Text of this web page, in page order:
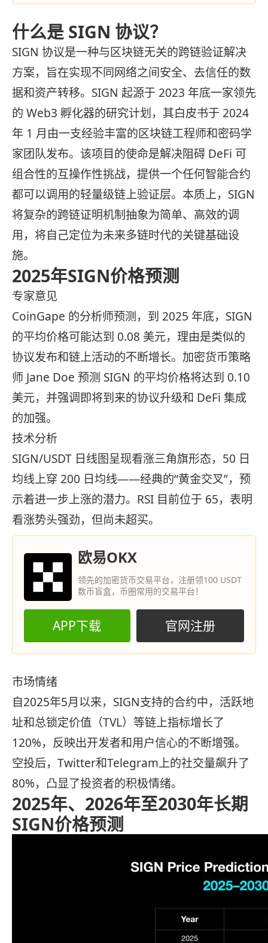
什么是 SIGN 协议？
SIGN 协议是一种与区块链无关的跨链验证解决
方案，旨在实现不同网络之间安全、去信任的数
据和资产转移。SIGN 起源于 2023 年底一家领先
的 Web3 孵化器的研究计划，其白皮书于 2024
年 1 月由一支经验丰富的区块链工程师和密码学
家团队发布。该项目的使命是解决阻碍 DeFi 可
组合性的互操作性挑战，提供一个任何智能合约
都可以调用的轻量级链上验证层。本质上，SIGN
将复杂的跨链证明机制抽象为简单、高效的调
用，将自己定位为未来多链时代的关键基础设
施。
2025年SIGN价格预测
专家意见
CoinGape 的分析师预测，到 2025 年底，SIGN
的平均价格可能达到 0.08 美元，理由是类似的
协议发布和链上活动的不断增长。加密货币策略
师 Jane Doe 预测 SIGN 的平均价格将达到 0.10
美元，并强调即将到来的协议升级和 DeFi 集成
的加强。
技术分析
SIGN/USDT 日线图呈现看涨三角旗形态，50 日
均线上穿 200 日均线——经典的“黄金交叉”，预
示着进一步上涨的潜力。RSI 目前位于 65，表明
看涨势头强劲，但尚未超买。
欧易OKX
领先的加密货币交易平台，注册领100 USDT
数币盲盒，币圈常用的交易平台！
APP下载 官网注册
市场情绪
自2025年5月以来，SIGN支持的合约中，活跃地
址和总锁定价值（TVL）等链上指标增长了
120%，反映出开发者和用户信心的不断增强。
空投后，Twitter和Telegram上的社交量飙升了
80%，凸显了投资者的积极情绪。
2025年、2026年至2030年长期
SIGN价格预测